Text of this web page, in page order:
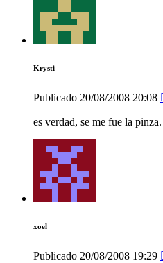
Krysti
Publicado 20/08/2008 20:08
es verdad, se me fue la pinza.
xoel
Publicado 20/08/2008 19:29